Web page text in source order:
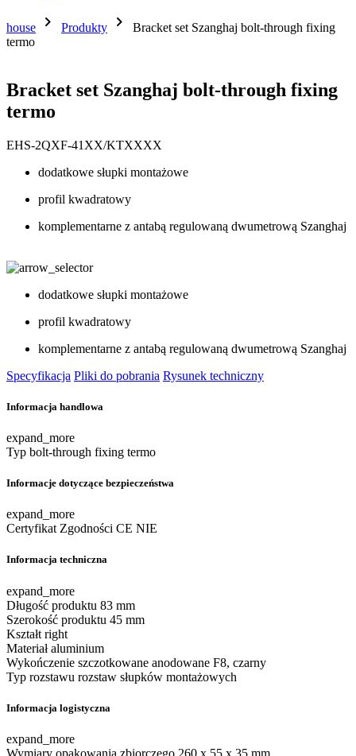
house chevron_right Produkty chevron_right
Bracket set Szanghaj bolt-through fixing
termo
Bracket set Szanghaj bolt-through fixing
termo
EHS-2QXF-41XX/KTXXXX
dodatkowe słupki montażowe
profil kwadratowy
komplementarne z antabą regulowaną dwumetrową Szanghaj
dodatkowe słupki montażowe
profil kwadratowy
komplementarne z antabą regulowaną dwumetrową Szanghaj
Specyfikacja Pliki do pobrania Rysunek techniczny
Informacja handlowa
expand_more
Typ bolt-through fixing termo
Informacje dotyczące bezpieczeństwa
expand_more
Certyfikat Zgodności CE NIE
Informacja techniczna
expand_more
Długość produktu 83 mm
Szerokość produktu 45 mm
Kształt right
Materiałaluminium
Wykończenie szczotkowane anodowane F8, czarny
Typ rozstawu rozstaw słupków montażowych
Informacja logistyczna
expand_more
Wymiary opakowania zbiorczego 260 x 55 x 35 mm